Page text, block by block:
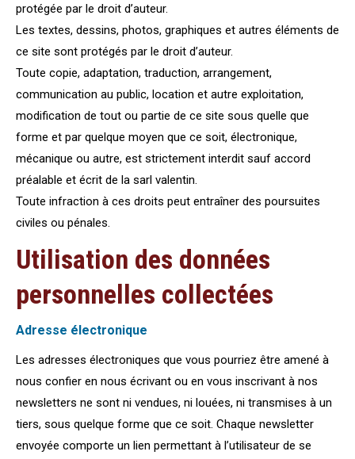
protégée par le droit d’auteur.
Les textes, dessins, photos, graphiques et autres éléments de
ce site sont protégés par le droit d’auteur.
Toute copie, adaptation, traduction, arrangement,
communication au public, location et autre exploitation,
modification de tout ou partie de ce site sous quelle que
forme et par quelque moyen que ce soit, électronique,
mécanique ou autre, est strictement interdit sauf accord
préalable et écrit de la sarl valentin.
Toute infraction à ces droits peut entraîner des poursuites
civiles ou pénales.
Utilisation des données
personnelles collectées
Adresse électronique
Les adresses électroniques que vous pourriez être amené à
nous confier en nous écrivant ou en vous inscrivant à nos
newsletters ne sont ni vendues, ni louées, ni transmises à un
tiers, sous quelque forme que ce soit. Chaque newsletter
envoyée comporte un lien permettant à l’utilisateur de se